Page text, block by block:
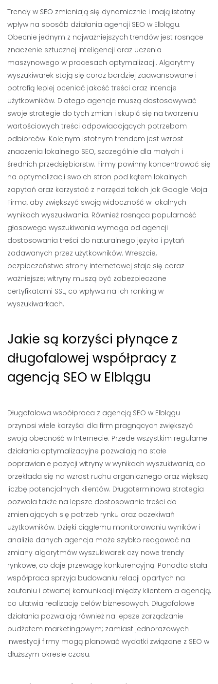
Trendy w SEO zmieniają się dynamicznie i mają istotny
wpływ na sposób działania agencji SEO w Elblągu.
Obecnie jednym z najważniejszych trendów jest rosnące
znaczenie sztucznej inteligencji oraz uczenia
maszynowego w procesach optymalizacji. Algorytmy
wyszukiwarek stają się coraz bardziej zaawansowane i
potrafią lepiej oceniać jakość treści oraz intencje
użytkowników. Dlatego agencje muszą dostosowywać
swoje strategie do tych zmian i skupić się na tworzeniu
wartościowych treści odpowiadających potrzebom
odbiorców. Kolejnym istotnym trendem jest wzrost
znaczenia lokalnego SEO, szczególnie dla małych i
średnich przedsiębiorstw. Firmy powinny koncentrować się
na optymalizacji swoich stron pod kątem lokalnych
zapytań oraz korzystać z narzędzi takich jak Google Moja
Firma, aby zwiększyć swoją widoczność w lokalnych
wynikach wyszukiwania. Również rosnąca popularność
głosowego wyszukiwania wymaga od agencji
dostosowania treści do naturalnego języka i pytań
zadawanych przez użytkowników. Wreszcie,
bezpieczeństwo strony internetowej staje się coraz
ważniejsze; witryny muszą być zabezpieczone
certyfikatami SSL, co wpływa na ich ranking w
wyszukiwarkach.
Jakie są korzyści płynące z
długofalowej współpracy z
agencją SEO w Elblągu
Długofalowa współpraca z agencją SEO w Elblągu
przynosi wiele korzyści dla firm pragnących zwiększyć
swoją obecność w Internecie. Przede wszystkim regularne
działania optymalizacyjne pozwalają na stałe
poprawianie pozycji witryny w wynikach wyszukiwania, co
przekłada się na wzrost ruchu organicznego oraz większą
liczbę potencjalnych klientów. Długoterminowa strategia
pozwala także na lepsze dostosowanie treści do
zmieniających się potrzeb rynku oraz oczekiwań
użytkowników. Dzięki ciągłemu monitorowaniu wyników i
analizie danych agencja może szybko reagować na
zmiany algorytmów wyszukiwarek czy nowe trendy
rynkowe, co daje przewagę konkurencyjną. Ponadto stała
współpraca sprzyja budowaniu relacji opartych na
zaufaniu i otwartej komunikacji między klientem a agencją,
co ułatwia realizację celów biznesowych. Długofalowe
działania pozwalają również na lepsze zarządzanie
budżetem marketingowym; zamiast jednorazowych
inwestycji firmy mogą planować wydatki związane z SEO w
dłuższym okresie czasu.